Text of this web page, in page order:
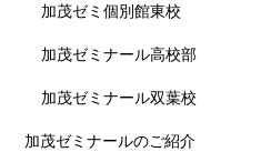
加茂ゼミ個別館東校
加茂ゼミナール高校部
加茂ゼミナール双葉校
加茂ゼミナールのご紹介